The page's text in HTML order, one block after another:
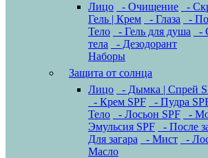
Лицо
- Очищение -
Гель | Крем
- Глаза
-
Тело
- Гель для душа -
тела
- Дезодорант
Наборы
Защита от солнца
Лицо
- Дымка | Спрей
- Крем SPF
- Пудра
Тело
- Лосьон SPF -
Эмульсия SPF
- После
Для загара
- Мист -
Масло